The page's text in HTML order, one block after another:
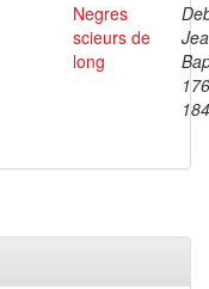
Negres
scieurs de
long